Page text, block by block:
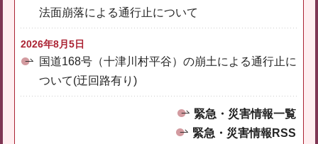
法面崩落による通行止について
2026年8月5日
国道168号（十津川村平谷）の崩土による通行止に
ついて(迂回路有り)
緊急・災害情報一覧
緊急・災害情報RSS